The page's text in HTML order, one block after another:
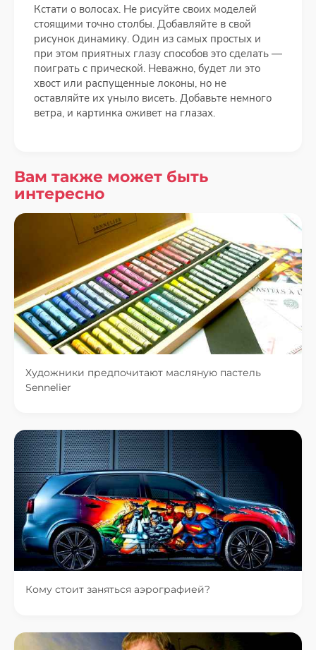
Кстати о волосах. Не рисуйте своих моделей
стоящими точно столбы. Добавляйте в свой
рисунок динамику. Один из самых простых и
при этом приятных глазу способов это сделать —
поиграть с прической. Неважно, будет ли это
хвост или распущенные локоны, но не
оставляйте их уныло висеть. Добавьте немного
ветра, и картинка оживет на глазах.
Вам также может быть
интересно
Художники предпочитают масляную пастель
Sennelier
Кому стоит заняться аэрографией?